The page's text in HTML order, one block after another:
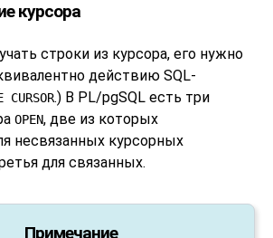
курсора
строки из курсора, его нужно
действию SQL-
CURSOR.) В PL/pgSQL есть три
OPEN, две из которых
несвязанных курсорных
для связанных.
Примечание